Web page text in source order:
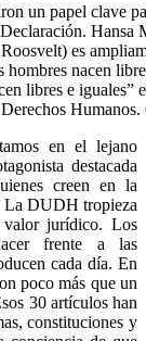
un papel clave
Hansa
es
hombres nacen
libres e iguales”
en el lejano
destacada
creen en la
La DUDH tropieza
valor jurídico. Los
frente a las
cada día. En
poco más que un
30 artículos han
constituciones y